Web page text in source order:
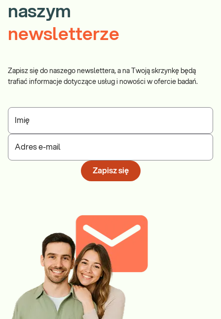
naszym
newsletterze
Zapisz się do naszego newslettera, a na Twoją skrzynkę będą
trafiać informacje dotyczące usług i nowości w ofercie badań.
Imię
Adres e-mail
Zapisz się